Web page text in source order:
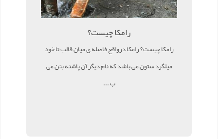
رامکا چیست؟
رامکا چیست؟ رامکا درواقع فاصله ی میان قالب تا خود
میلگرد ستون می باشد که نام دیگر آن پاشنه بتن می
ب ...